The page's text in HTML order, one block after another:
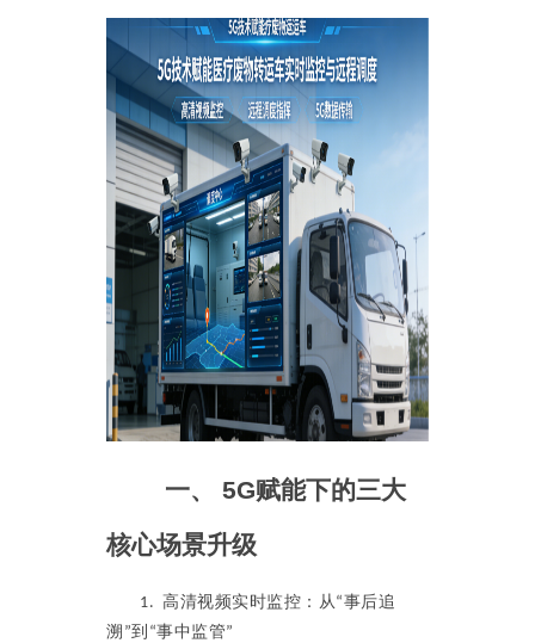
一、 5G赋能下的三大
核心场景升级
1. 高清视频实时监控：从“事后追
溯 ”到 “事中监管”